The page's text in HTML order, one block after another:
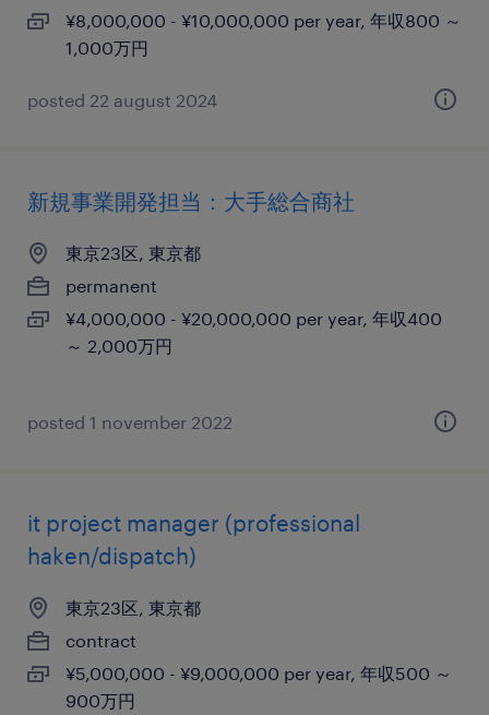
¥8,000,000 - ¥10,000,000 per year, 年収800 ～
1,000万円
posted 22 august 2024
新規事業開発担当：大手総合商社
東京23区, 東京都
permanent
¥4,000,000 - ¥20,000,000 per year, 年収400
～ 2,000万円
posted 1 november 2022
it project manager (professional
haken/dispatch)
東京23区, 東京都
contract
¥5,000,000 - ¥9,000,000 per year, 年収500 ～
900万円